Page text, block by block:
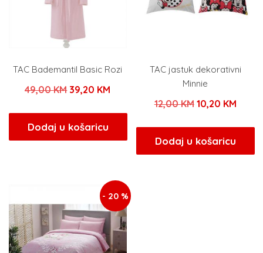
TAC Bademantil Basic Rozi
49,00KM Izvorna
bila
je:
39,20 KM
39,20 KM.
Dodaj u košaricu
TAC jastuk dekorativni
Minnie
12,00KM Izvorna
bila
je:
10,20 KM
10,20
Dodaj u košaricu
- 20 %